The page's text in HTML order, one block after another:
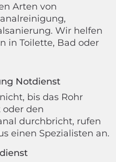
Arten von
Wir helfen
in Toilette, Bad oder
Notdienst
bis das Rohr
den
durchbricht, rufen
einen Spezialisten an.